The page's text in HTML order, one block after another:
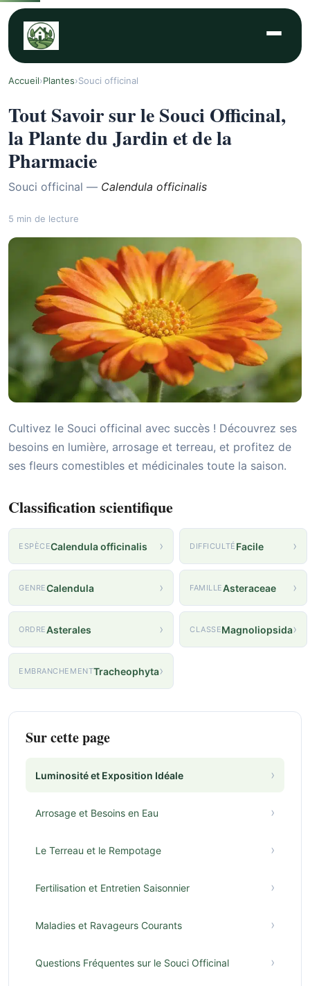
Accueil›Plantes›Souci officinal
Tout Savoir sur le Souci Officinal,
la Plante du Jardin et de la
Pharmacie
Souci officinal — Calendula officinalis
5 min de lecture
Cultivez le Souci officinal avec succès ! Découvrez ses
besoins en lumière, arrosage et terreau, et profitez de
ses fleurs comestibles et médicinales toute la saison.
Classification scientifique
ESPÈCECalendula officinalis › DIFFICULTÉ Facile ›
GENRECalendula › FAMILLEAsteraceae ›
ORDREAsterales › CLASSEMagnoliopsida›
EMBRANCHEMENTTracheophyta›
Sur cette page
Luminosité et Exposition Idéale ›
Arrosage et Besoins en Eau ›
Le Terreau et le Rempotage ›
Fertilisation et Entretien Saisonnier ›
Maladies et Ravageurs Courants ›
Questions Fréquentes sur le Souci Officinal ›